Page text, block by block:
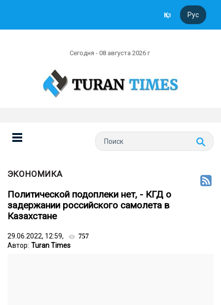
Қаз Рус
Сегодня - 08 августа 2026 г
ЭКОНОМИКА
Политической подоплеки нет, - КГД о
задержании российского самолета в
Казахстане
29.06.2022, 12:59, 757
Автор: Turan Times